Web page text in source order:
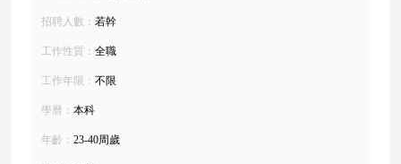
招聘人數：若幹
工作性質：全職
工作年限：不限
學曆：本科
年齡：23-40周歲